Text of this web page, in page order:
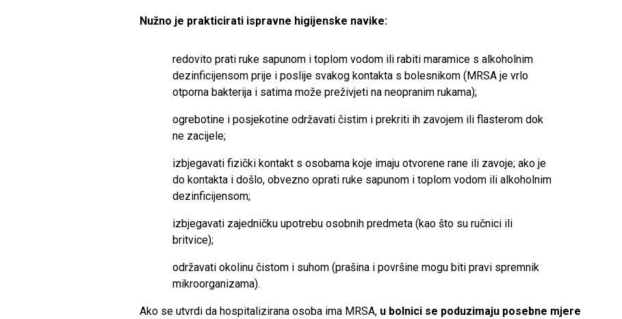
Nužno je prakticirati ispravne higijenske navike:
redovito prati ruke sapunom i toplom vodom ili rabiti maramice s alkoholnim
dezinficijensom prije i poslije svakog kontakta s bolesnikom (MRSA je vrlo
otporna bakterija i satima može preživjeti na neopranim rukama);
ogrebotine i posjekotine održavati čistim i prekriti ih zavojem ili flasterom dok
ne zacijele;
izbjegavati fizički kontakt s osobama koje imaju otvorene rane ili zavoje; ako je
do kontakta i došlo, obvezno oprati ruke sapunom i toplom vodom ili alkoholnim
dezinficijensom;
izbjegavati zajedničku upotrebu osobnih predmeta (kao što su ručnici ili
britvice);
održavati okolinu čistom i suhom (prašina i površine mogu biti pravi spremnik
mikroorganizama).
Ako se utvrdi da hospitalizirana osoba ima MRSA, u bolnici se poduzimaju posebne mjere